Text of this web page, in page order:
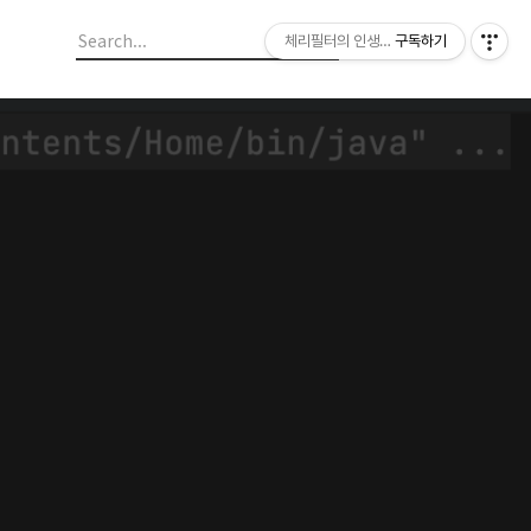
체리필터의 인생이야기구독하기